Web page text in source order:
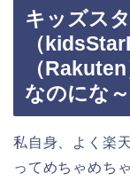
キッズス
（
（
なのにな
私自身、よく楽
ってめちゃめち